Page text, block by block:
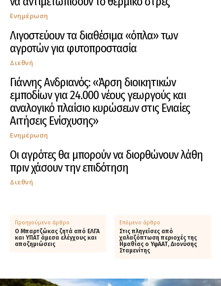
Ενημέρωση
Λιγοστεύουν τα διαθέσιμα «όπλα» των
αγροτών για φυτοπροστασία
Διεθνή
Γιάννης Ανδριανός: «Άρση διοικητικών
εμποδίων για 24.000 νέους γεωργούς και
αναλογικό πλαίσιο κυρώσεων στις Ενιαίες
Αιτήσεις Ενίσχυσης»
Ενημέρωση
Οι αγρότες θα μπορούν να διορθώνουν λάθη
πριν χάσουν την επιδότηση
Διεθνή
Προηγούμενο άρθρο
Ο Μπαρτζώκας ζητά από ΕΛΓΑ
και ΥΠΑΤ άμεσα ελέγχους και
αποζημιώσεις
Επόμενο άρθρο
Στις πληγείσες από
χαλαζόπτωση περιοχές της
Ημαθίας ο ΥφΑΑΤ, Διονύσης
Σταμενίτης